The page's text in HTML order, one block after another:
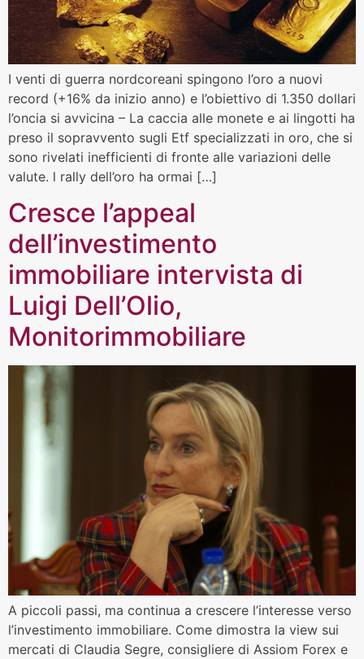
I venti di guerra nordcoreani spingono l’oro a nuovi
record (+16% da inizio anno) e l’obiettivo di 1.350 dollari
l’oncia si avvicina – La caccia alle monete e ai lingotti ha
preso il sopravvento sugli Etf specializzati in oro, che si
sono rivelati inefficienti di fronte alle variazioni delle
valute. l rally dell’oro ha ormai […]
Cresce l’appeal
dell’investimento
immobiliare intervista di
Luigi Dell’Olio,
Monitorimmobiliare
A piccoli passi, ma continua a crescere l’interesse verso
l’investimento immobiliare. Come dimostra la view sui
mercati di Claudia Segre, consigliere di Assiom Forex e